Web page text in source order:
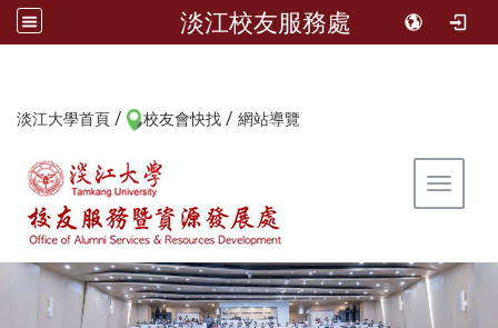
淡江校友服務處
淡江大學首頁 / 校友會快找 / 網站導覽
Toggle